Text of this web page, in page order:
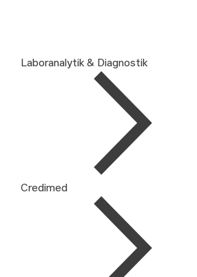
Laboranalytik & Diagnostik
Credimed